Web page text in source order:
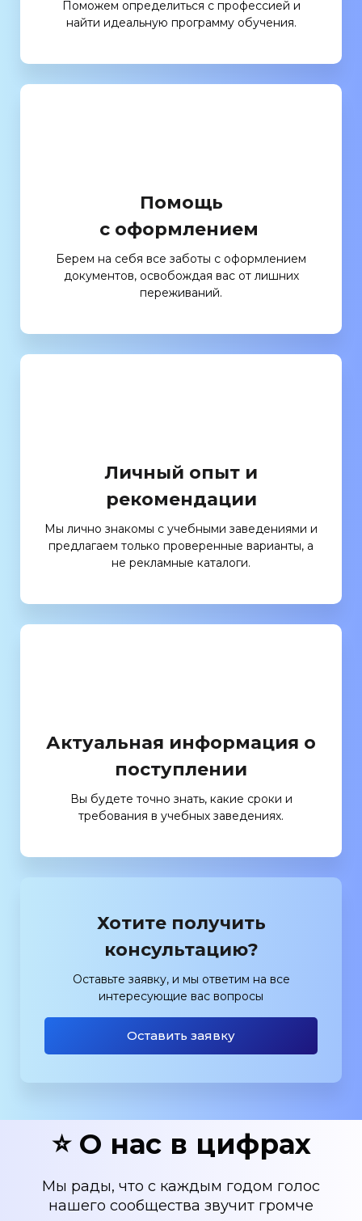
Поможем определиться с профессией и
найти идеальную программу обучения.
Помощь
с оформлением
Берем на себя все заботы с оформлением
документов, освобождая вас от лишних
переживаний.
Личный опыт и
рекомендации
Мы лично знакомы с учебными заведениями и
предлагаем только проверенные варианты, а
не рекламные каталоги.
Актуальная информация о
поступлении
Вы будете точно знать, какие сроки и
требования в учебных заведениях.
Хотите получить
консультацию?
Оставьте заявку, и мы ответим на все
интересующие вас вопросы
Оставить заявку
⭐ О нас в цифрах
Мы рады, что с каждым годом голос
нашего сообщества звучит громче